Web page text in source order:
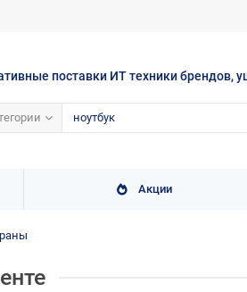
поставки ИТ техники брендов,
Акции